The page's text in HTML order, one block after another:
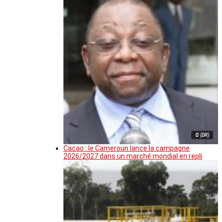
© (DR)
Cacao : le Cameroun lance la campagne
2026/2027 dans un marché mondial en repli